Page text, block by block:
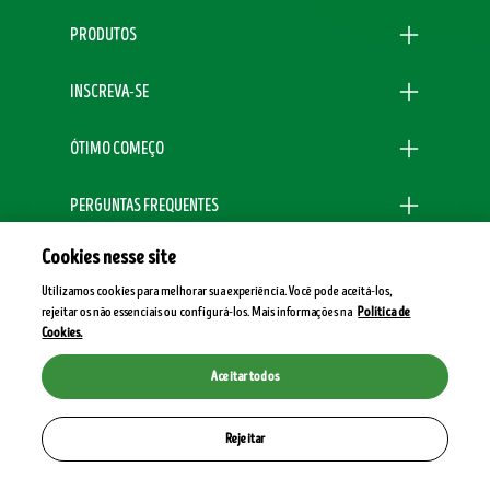
PRODUTOS
INSCREVA-SE
ÓTIMO COMEÇO
PERGUNTAS FREQUENTES
100% SATISFAÇÃO GARANTIDA
Legal
Cookies nesse site
Utilizamos cookies para melhorar sua experiência. Você pode aceitá-los,
rejeitar os não essenciais ou configurá-los. Mais informações na Política de
Cookies.
Rejeitar
Aceitar todos